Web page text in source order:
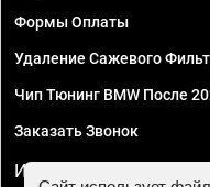
Формы Оплаты
Удаление Сажевого
Чип Тюнинг BMW После
Заказать Звонок
ИП Смирнов Георгий